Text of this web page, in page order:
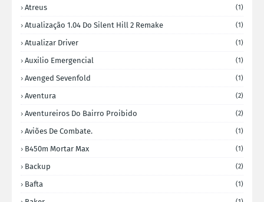
Atreus (1)
Atualização 1.04 Do Silent Hill 2 Remake (1)
Atualizar Driver (1)
Auxilio Emergencial (1)
Avenged Sevenfold (1)
Aventura (2)
Aventureiros Do Bairro Proibido (2)
Aviões De Combate. (1)
B450m Mortar Max (1)
Backup (2)
Bafta (1)